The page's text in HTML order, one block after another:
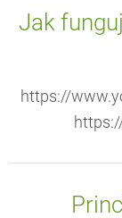
Jak
https://